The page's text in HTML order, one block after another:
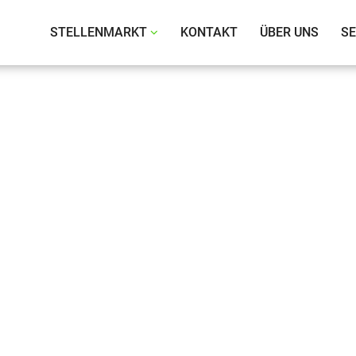
Heigenmoser GmbH
STELLENMARKT KONTAKT ÜBER UNS